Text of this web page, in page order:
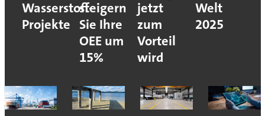
Wasserstoff-
Projekte
steigern
Sie Ihre
OEE um
15%
jetzt
zum
Vorteil
wird
Welt
2025